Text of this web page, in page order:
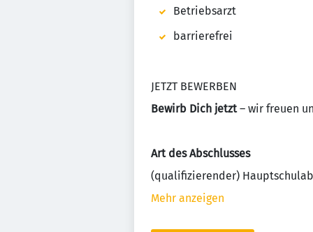
Betriebsarzt
barrierefrei
JETZT BEWERBEN
Bewirb Dich jetzt– wir freuen
Art des Abschlusses
(qualifizierender)
Mehr anzeigen